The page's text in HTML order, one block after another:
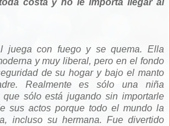
costa y no le importa llegar al
juega con fuego y se quema. Ella
y muy liberal, pero en el fondo
de su hogar y bajo el manto
Realmente es sólo una niña
sólo está jugando sin importarle
sus actos porque todo el mundo la
incluso su hermana. Fue divertido